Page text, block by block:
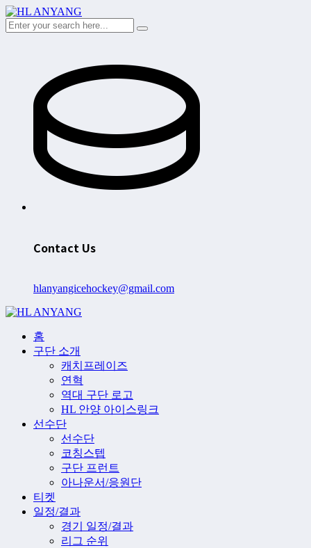
Contact Us
hlanyangicehockey@gmail.com
홈
구단 소개
캐치프레이즈
연혁
역대 구단 로고
HL 안양 아이스링크
선수단
선수단
코칭스텝
구단 프런트
아나운서/응원단
티켓
일정/결과
경기 일정/결과
리그 순위